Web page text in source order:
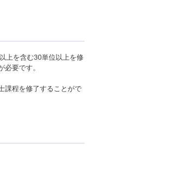
上を含む30単位以上を修
要です。
課程を修了することがで